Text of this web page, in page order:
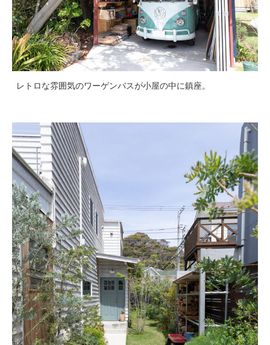
レトロな雰囲気のワーゲンバスが小屋の中に鎮座。